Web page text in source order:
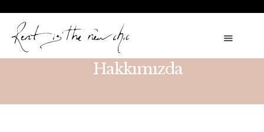
İNDİRİM. KOD:RTNC5 TAKI VE AKSESUARLARDA GEÇERLİ %5 İNDİRİM
VE ÜCRETSİZ KARGO KOD:TAKI24
Hakkımızda
KIRALIK ELBISELER